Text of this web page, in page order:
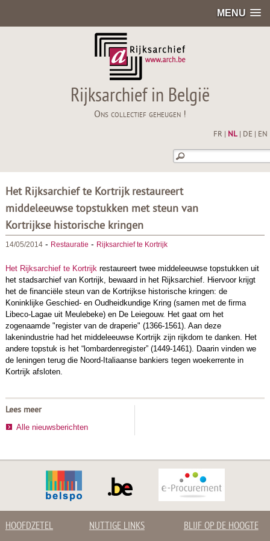
MENU
Rijksarchief in België
Ons collectief geheugen !
FR NL| DE EN
Het Rijksarchief te Kortrijk restaureert
middeleeuwse topstukken met steun van
Kortrijkse historische kringen
14/05/2014- Restauratie - Rijksarchief te Kortrijk
Het Rijksarchief te Kortrijkrestaureert twee middeleeuwse topstukken uit
het stadsarchief van Kortrijk, bewaard in het Rijksarchief. Hiervoor krijgt
het de financiële steun van de Kortrijkse historische kringen: de
Koninklijke Geschied- en Oudheidkundige Kring (samen met de firma
Libeco-Lagae uit Meulebeke) en De Leiegouw. Het gaat om het
zogenaamde "register van de draperie" (1366-1561). Aan deze
lakenindustrie had het middeleeuwse Kortrijk zijn rijkdom te danken. Het
andere topstuk is het “lombardenregister” (1449-1461). Daarin vinden we
de leningen terug die Noord-Italiaanse bankiers tegen woekerrente in
Kortrijk afsloten.
Lees meer
Alle nieuwsberichten
HOOFDZETEL NUTTIGE LINKS BLIJF OP DE HOOGTE